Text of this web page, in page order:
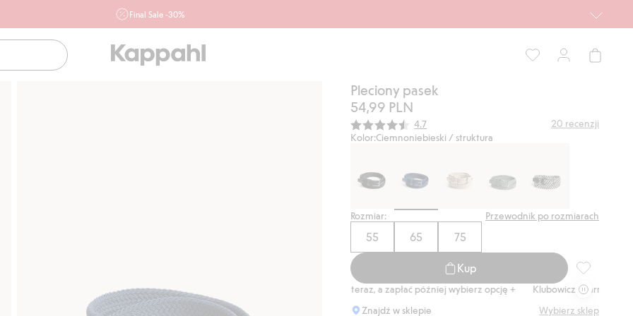
Final Sale -30%
ofertę, również z działu outlet do 10.8 w sklepach Kappahl i
Newbie oraz na kappahl.com. Ofert nie łączymy
Pleciony pasek
54,99 PLN
Średnia ocena:
4.7 20 recenzji
Kolor:Ciemnoniebieski / struktura
Rozmiar: Przewodnik po rozmiarach
55 65 75
Kup
Pleciony
Klubowiczu darmowa dostawa od 150 zł Kup teraz, a zapłać później wybierz opcję +
Klubowiczu darmowa
Znajdź w sklepie
Wybierz sklep